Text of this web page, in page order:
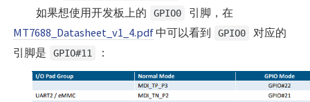
如果想使用开发板上的
GPIO0
引脚，在
MT7688_Datasheet_v1_4.pdf 中可以看到 GPIO0
对应的
引脚是
GPIO#11 ：